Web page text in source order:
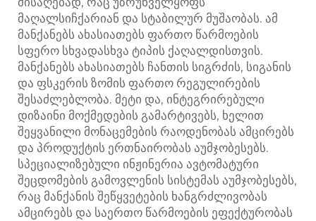
მაღალსიჩქარიან და სტაბილურ მუშაობას. ამ
მანქანებს ახასიათებს ფართო წარმოების
სფერო სხვადასხვა ტიპის ქაღალდისთვის.
მანქანებს ახასიათებს ჩანთის სიგრძის, სიგანის
და ფსკერის ზომის ფართო რეგულირების
შესაძლებლობა. მეტი და, ინტეგრირებული
დიზაინი მოქმედების გამარტივებს, ხელით
შეყვანილი მონაცემების რაოდენობას ამცირებს
და პროდუქტის ერთნაირობას აუმჯობესებს.
სპეციალიზებული ინჟინერია ავტომატური
შეცდომების გამოვლენის სისტემას აუმჯობესებს,
რაც მანქანის შეწყვეტების ხანგრძლივობას
ამცირებს და საერთო წარმოების ეფექტურობას